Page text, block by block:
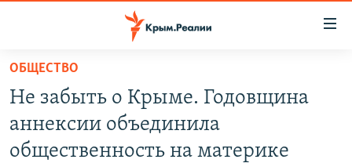
Вернуться
основному
содержанию
Вернутся
НОВОСТИ
ГРУЗ 200
ВОДА
ОБЩЕСТВО
Не забыть о Крыме. Годовщина
аннексии объединила
общественность на материке